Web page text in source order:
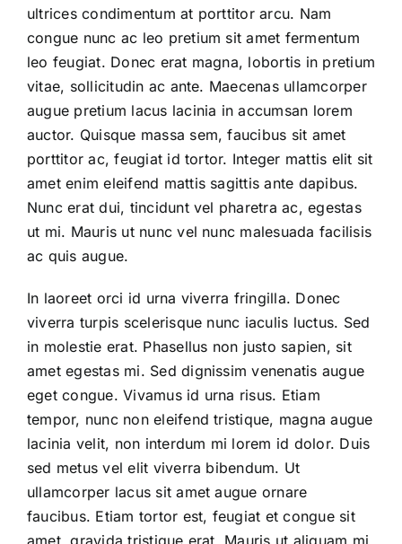
ultrices condimentum at porttitor arcu. Nam
congue nunc ac leo pretium sit amet fermentum
leo feugiat. Donec erat magna, lobortis in pretium
vitae, sollicitudin ac ante. Maecenas ullamcorper
augue pretium lacus lacinia in accumsan lorem
auctor. Quisque massa sem, faucibus sit amet
porttitor ac, feugiat id tortor. Integer mattis elit sit
amet enim eleifend mattis sagittis ante dapibus.
Nunc erat dui, tincidunt vel pharetra ac, egestas
ut mi. Mauris ut nunc vel nunc malesuada facilisis
ac quis augue.
In laoreet orci id urna viverra fringilla. Donec
viverra turpis scelerisque nunc iaculis luctus. Sed
in molestie erat. Phasellus non justo sapien, sit
amet egestas mi. Sed dignissim venenatis augue
eget congue. Vivamus id urna risus. Etiam
tempor, nunc non eleifend tristique, magna augue
lacinia velit, non interdum mi lorem id dolor. Duis
sed metus vel elit viverra bibendum. Ut
ullamcorper lacus sit amet augue ornare
faucibus. Etiam tortor est, feugiat et congue sit